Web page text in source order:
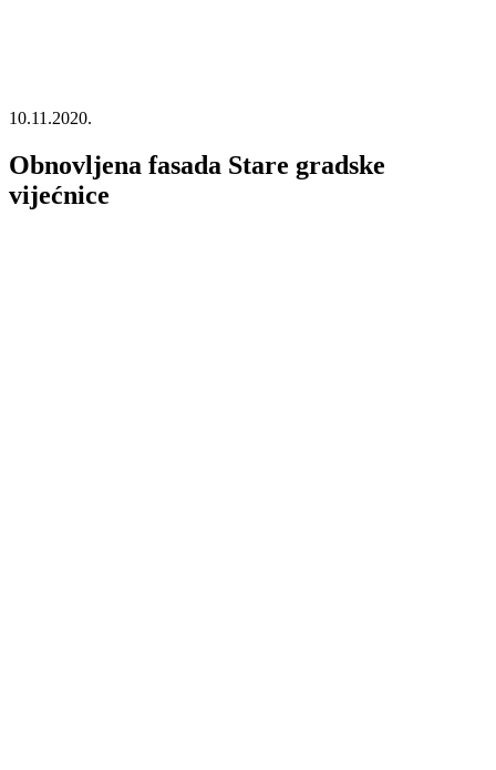
10.11.2020.
Obnovljena fasada Stare gradske
vijećnice